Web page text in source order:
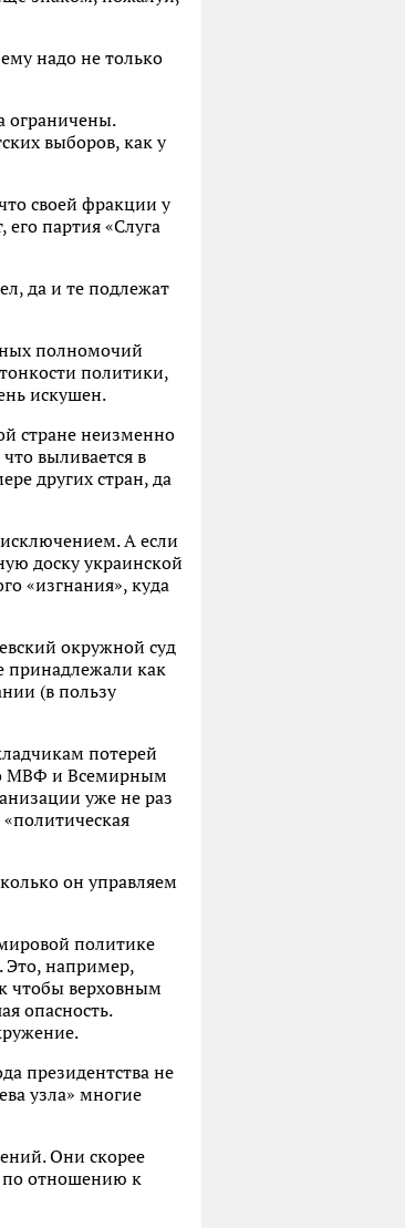
надо не только
ограничены.
выборов, как у
своей фракции у
партия «Слуга
да и те подлежат
полномочий
политики,
искушен.
стране неизменно
выливается в
других стран, да
А если
доску украинской
«изгнания», куда
окружной суд
принадлежали как
(в пользу
потерей
МВФ и Всемирным
уже не раз
он управляем
политике
Это, например,
чтобы верховным
опасность.
президентства не
узла» многие
Они скорее
по отношению к